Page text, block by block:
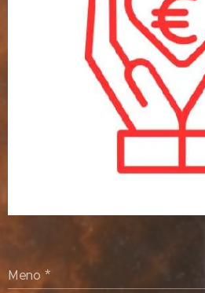
Meno